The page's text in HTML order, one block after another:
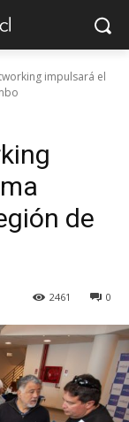
impulsará el
de
0
2461